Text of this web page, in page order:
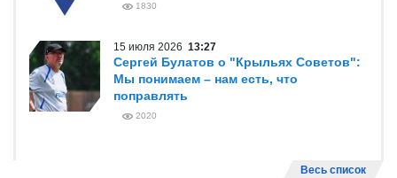
1830
15 июля 2026 13:27
Сергей Булатов о "Крыльях Советов":
Мы понимаем – нам есть, что
поправлять
2020
Весь список